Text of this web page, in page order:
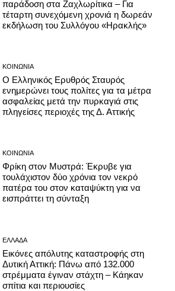
παράδοση στα Ζαχλωρίτικα – Για
τέταρτη συνεχόμενη χρονιά η δωρεάν
εκδήλωση του Συλλόγου «Ηρακλής»
ΚΟΙΝΩΝΊΑ
Ο Ελληνικός Ερυθρός Σταυρός
ενημερώνει τους πολίτες για τα μέτρα
ασφαλείας μετά την πυρκαγιά στις
πληγείσες περιοχές της Δ. Αττικής
ΚΟΙΝΩΝΊΑ
Φρίκη στον Μυστρά: Έκρυβε για
τουλάχιστον δύο χρόνια τον νεκρό
πατέρα του στον καταψύκτη για να
εισπράττει τη σύνταξη
ΕΛΛΆΔΑ
Εικόνες απόλυτης καταστροφής στη
Δυτική Αττική: Πάνω από 132.000
στρέμματα έγιναν στάχτη – Κάηκαν
σπίτια και περιουσίες